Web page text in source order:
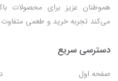
هموطنان عزیز برای محصولات
می‌کند تجربه خرید و طعمی متفاوت
دسترسی سریع
صفحه اول